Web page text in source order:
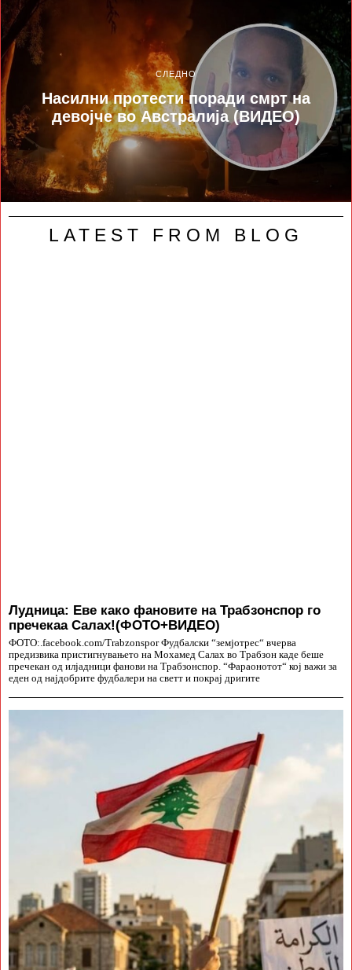
СЛЕДНО
Насилни протести поради смрт на
девојче во Австралија (ВИДЕО)
LATEST FROM BLOG
Лудница: Еве како фановите на Трабзонспор го
пречекаа Салах!(ФОТО+ВИДЕО)
ФОТО:.facebook.com/Trabzonspor Фудбалски “земјотрес“ вчерва
предизвика пристигнувањето на Мохамед Салах во Трабзон каде беше
пречекан од илјадници фанови на Трабзонспор. “Фараонотот“ кој важи за
еден од најдобрите фудбалери на светт и покрај дригите